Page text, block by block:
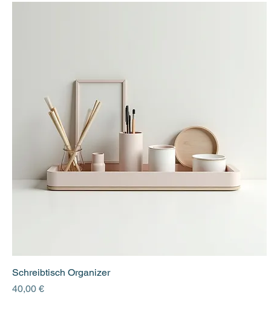
Schreibtisch Organizer
Preis
40,00 €